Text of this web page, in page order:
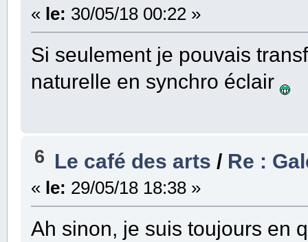
« le: 30/05/18 00:22 »
Si seulement je pouvais
naturelle en synchro éclair
6 Le café des arts / Re :
« le: 29/05/18 18:38 »
Ah sinon, je suis toujours en